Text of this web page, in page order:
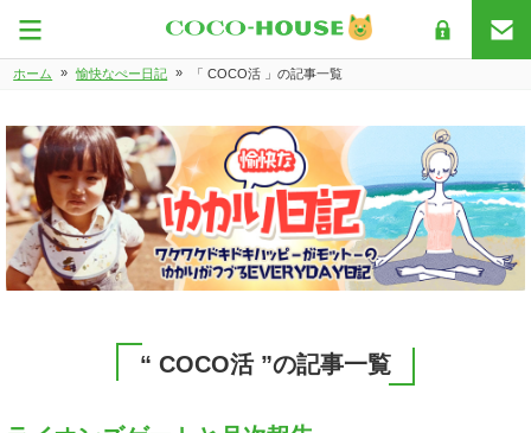
ホーム » 愉快なぺー日記 » 「 COCO活 」の記事一覧
“ COCO活 ”の記事一覧